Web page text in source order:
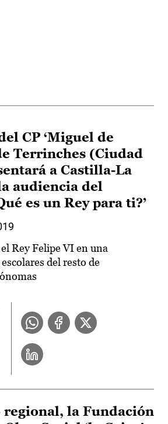
CP ‘Miguel de
Terrinches (Ciudad
a Castilla-La
audiencia del
es un Rey para ti?’
Rey Felipe VI en una
del resto de
regional, la Fundación